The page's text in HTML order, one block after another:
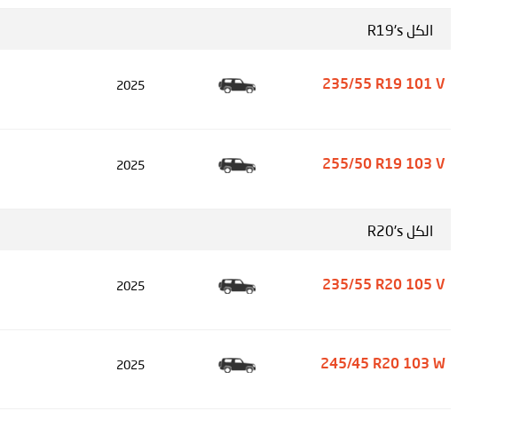
الكل R19's
235/55 R19 101 V
2025
255/50 R19 103 V
2025
الكل R20's
235/55 R20 105 V
2025
245/45 R20 103 W
2025